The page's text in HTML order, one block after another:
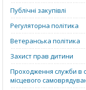
Публічні закупівлі
Регуляторна політика
Ветеранська політика
Захист прав дитини
Проходження служби в
місцевого